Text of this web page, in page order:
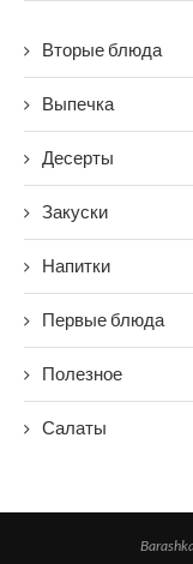
Вторые блюда
Выпечка
Десерты
Закуски
Напитки
Первые блюда
Полезное
Салаты